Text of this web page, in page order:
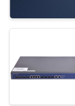
জন্য
আবেদন
সাইট
ম্যাপ
ডুয়াল